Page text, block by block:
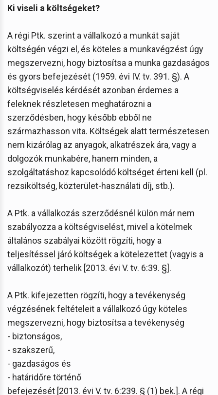
Ki viseli a költségeket?
A régi Ptk. szerint a vállalkozó a munkát saját
költségén végzi el, és köteles a munkavégzést úgy
megszervezni, hogy biztosítsa a munka gazdaságos
és gyors befejezését (1959. évi IV. tv. 391. §). A
költségviselés kérdését azonban érdemes a
feleknek részletesen meghatározni a
szerződésben, hogy később ebből ne
származhasson vita. Költségek alatt természetesen
nem kizárólag az anyagok, alkatrészek ára, vagy a
dolgozók munkabére, hanem minden, a
szolgáltatáshoz kapcsolódó költséget érteni kell (pl.
rezsiköltség, közterület-használati díj, stb.).
A Ptk. a vállalkozás szerződésnél külön már nem
szabályozza a költségviselést, mivel a kötelmek
általános szabályai között rögzíti, hogy a
teljesítéssel járó költségek a kötelezettet (vagyis a
vállalkozót) terhelik [2013. évi V. tv. 6:39. §].
A Ptk. kifejezetten rögzíti, hogy a tevékenység
végzésének feltételeit a vállalkozó úgy köteles
megszervezni, hogy biztosítsa a tevékenység
- biztonságos,
- szakszerű,
- gazdaságos és
- határidőre történő
befejezését [2013. évi V. tv. 6:239. § (1) bek.]. A régi